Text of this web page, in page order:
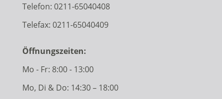
Telefon: 0211-65040408
Telefax: 0211-65040409
Öffnungszeiten:
Mo - Fr: 8:00 - 13:00
Mo, Di & Do: 14:30 – 18:00